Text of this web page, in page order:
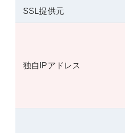
SSL提供元
独自IPアドレス